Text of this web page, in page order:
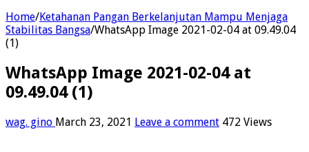
Home/Ketahanan Pangan Berkelanjutan Mampu Menjaga
Stabilitas Bangsa/WhatsApp Image 2021-02-04 at 09.49.04
(1)
WhatsApp Image 2021-02-04 at
09.49.04 (1)
wag. gino March 23, 2021 Leave a comment 472 Views